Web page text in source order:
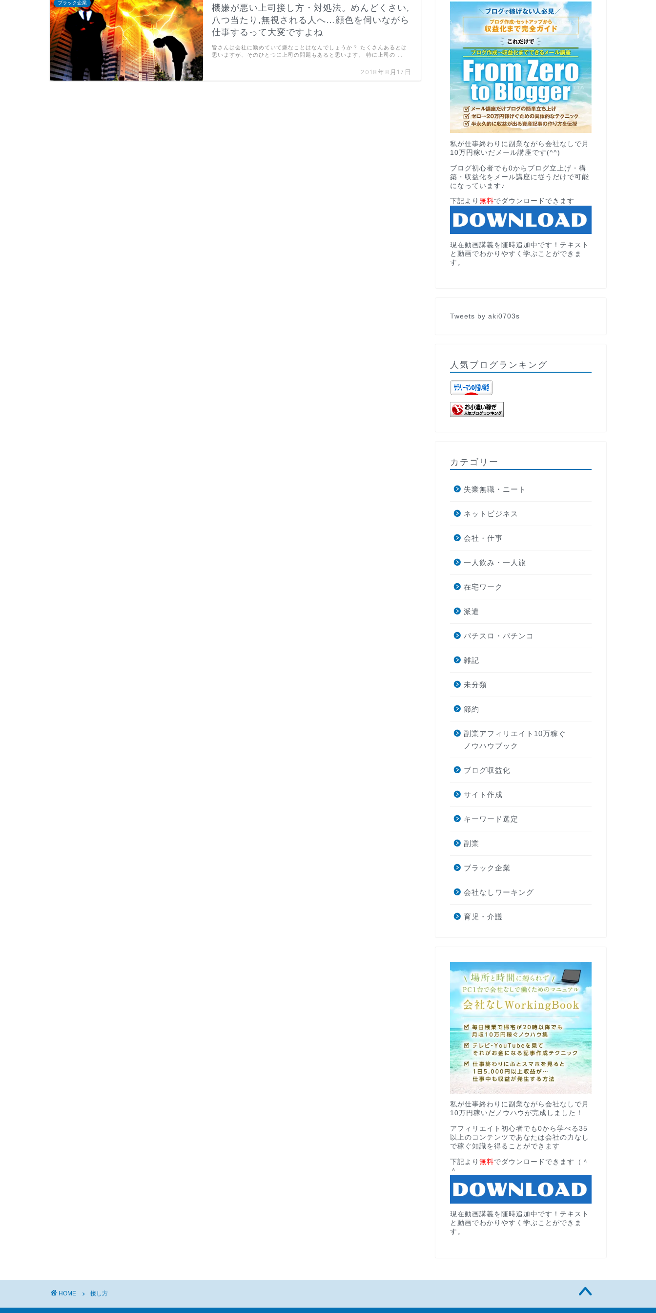
ブラック企業
機嫌が悪い上司接し方・対処法。めんどくさい,
八つ当たり,無視される人へ…顔色を伺いながら
仕事するって大変ですよね
2018年8月17日
皆さんは会社に勤めていて嫌なことはなんでしょうか？ たくさんあるとは
思いますが、そのひとつに上司の問題もあると思います。 特に上司の …
私が仕事終わりに副業ながら会社なしで月
10万円稼いだメール講座です(^^)
ブログ初心者でも0からブログ立上げ・構
築・収益化をメール講座に従うだけで可能
になっています♪
下記より 無料でダウンロードできます
現在動画講義を随時追加中です！テキスト
と動画でわかりやすく学ぶことができま
す。
Tweets by aki0703s
人気ブログランキング
カテゴリー
失業無職・ニート
ネットビジネス
会社・仕事
一人飲み・一人旅
在宅ワーク
派遣
パチスロ・パチンコ
雑記
未分類
節約
副業アフィリエイト10万稼ぐ
ノウハウブック
ブログ収益化
サイト作成
キーワード選定
副業
ブラック企業
会社なしワーキング
育児・介護
私が仕事終わりに副業ながら会社なしで月
10万円稼いだノウハウが完成しました！
アフィリエイト初心者でも0から学べる35
以上のコンテンツであなたは会社の力なし
で稼ぐ知識を得ることができます
下記より 無料でダウンロードできます（＾
＾
現在動画講義を随時追加中です！テキスト
と動画でわかりやすく学ぶことができま
す。
HOME 接し方